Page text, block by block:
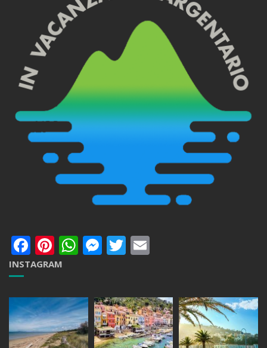
Facebook
Pinterest
WhatsApp
Messenger
Twitter
INSTAGRAM